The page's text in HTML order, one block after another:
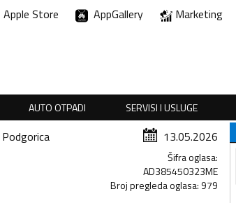
Apple Store AppGallery Marketing
AUTO OTPADI SERVISI I USLUGE
Podgorica 13.05.2026
Šifra oglasa:
AD385450323ME
Broj pregleda oglasa: 979